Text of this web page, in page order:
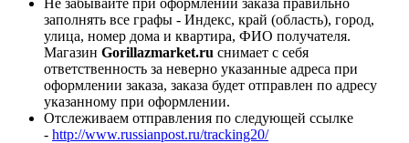
заполнять все графы - Индекс, край (область), город,
улица, номер дома и квартира, ФИО получателя.
Магазин Gorillazmarket.ru снимает с себя
ответственность за неверно указанные адреса при
оформлении заказа, заказа будет отправлен по адресу
указанному при оформлении.
Отслеживаем отправления по следующей ссылке
- http://www.russianpost.ru/tracking20/